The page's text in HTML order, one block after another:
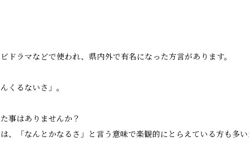
ドラマなどで使われ、県内外で有名になった方言があります。
んくるないさ」。
事はありませんか？
、「なんとかなるさ」と言う意味で楽観的にとらえている方も多い